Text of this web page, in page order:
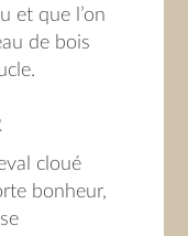
et que l’on
de bois
cloué
bonheur,